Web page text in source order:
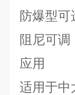
防爆型可
阻尼可调
应用
适用于中